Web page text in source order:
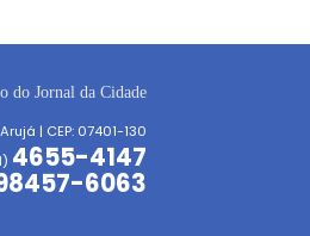
| CEP: 07401-130
4655-4147
6063